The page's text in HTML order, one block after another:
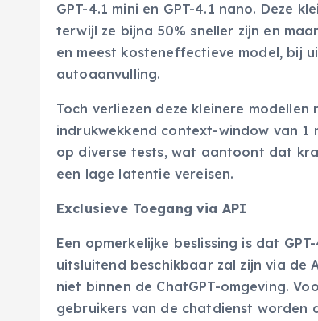
GPT-4.1 mini en GPT-4.1 nano. Deze
terwijl ze bijna 50% sneller zijn en
en meest kosteneffectieve model, bij
autoaanvulling.
Toch verliezen deze kleinere
indrukwekkend context-window van 1
op diverse tests, wat aantoont dat
een lage latentie vereisen.
Exclusieve Toegang via API
Een opmerkelijke beslissing is dat GPT-
uitsluitend beschikbaar zal zijn via de
niet binnen de ChatGPT-omgeving.
gebruikers van de chatdienst worden